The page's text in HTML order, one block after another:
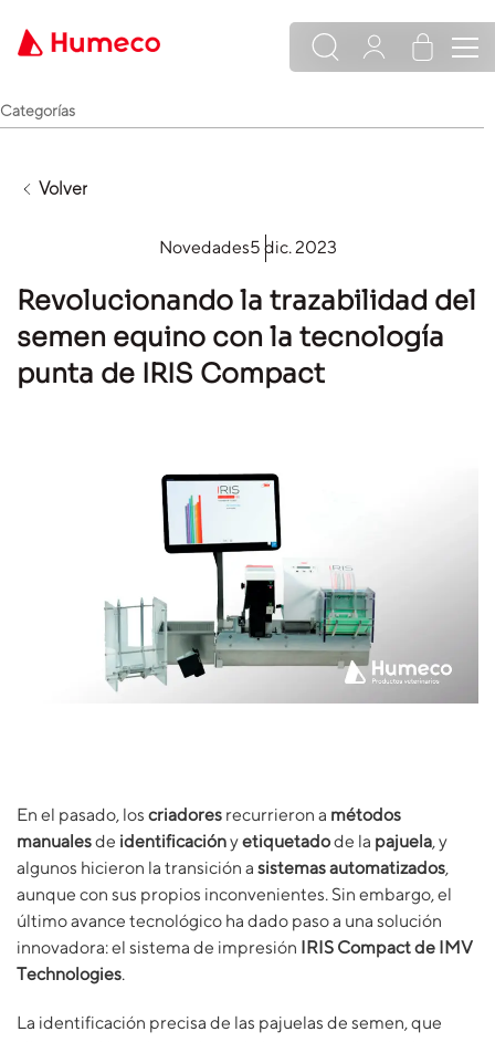
Categorías
Volver
Novedades5 dic. 2023
Revolucionando la trazabilidad del
semen equino con la tecnología
punta de IRIS Compact
En el pasado, los criadores recurrieron a métodos
manualesde identificaciónyetiquetadode la pajuela, y
algunos hicieron la transición a sistemas automatizados,
aunque con sus propios inconvenientes. Sin embargo, el
último avance tecnológico ha dado paso a una solución
innovadora: el sistema de impresión IRIS Compact de IMV
Technologies.
La identificación precisa de las pajuelas de semen, que